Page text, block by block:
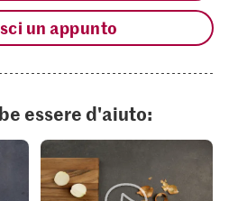
un appunto
essere d'aiuto: